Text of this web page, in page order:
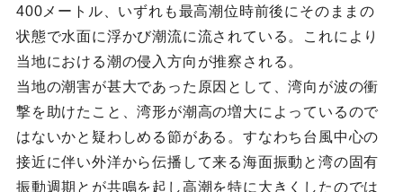
400メートル、いずれも最高潮位時前後にそのままの
状態で水面に浮かび潮流に流されている。これにより
当地における潮の侵入方向が推察される。
当地の潮害が甚大であった原因として、湾向が波の衝
撃を助けたこと、湾形が潮高の増大によっているので
はないかと疑わしめる節がある。すなわち台風中心の
接近に伴い外洋から伝播して来る海面振動と湾の固有
振動週期とが共鳴を起し高潮を特に大きくしたのでは